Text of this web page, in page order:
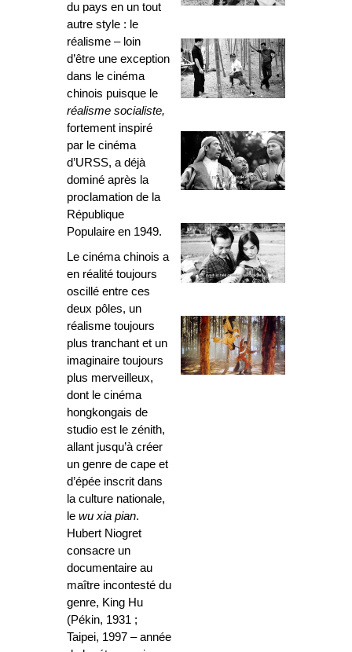
du pays en un tout
autre style : le
réalisme – loin
d’être une exception
dans le cinéma
chinois puisque le
réalisme socialiste,
fortement inspiré
par le cinéma
d’URSS, a déjà
dominé après la
proclamation de la
République
Populaire en 1949.
Le cinéma chinois a
en réalité toujours
oscillé entre ces
deux pôles, un
réalisme toujours
plus tranchant et un
imaginaire toujours
plus merveilleux,
dont le cinéma
hongkongais de
studio est le zénith,
allant jusqu’à créer
un genre de cape et
d’épée inscrit dans
la culture nationale,
le wu xia pian.
Hubert Niogret
consacre un
documentaire au
maître incontesté du
genre, King Hu
(Pékin, 1931 ;
Taipei, 1997 – année